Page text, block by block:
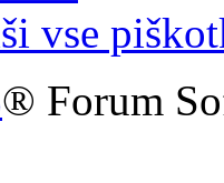
vse
® Forum